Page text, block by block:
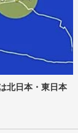
北日本・東日本